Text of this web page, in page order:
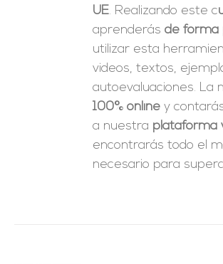
UE. Realizando este c
aprenderásde forma
utilizar esta
videos, textos,
autoevaluaciones. La
100% online y
a nuestra plataforma
encontrarás todo el
necesario para